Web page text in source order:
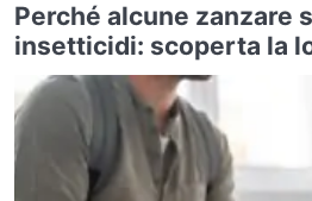
Perché alcune zanzare
insetticidi: scoperta la